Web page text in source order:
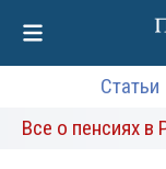
Статьи
Все о пенсиях в